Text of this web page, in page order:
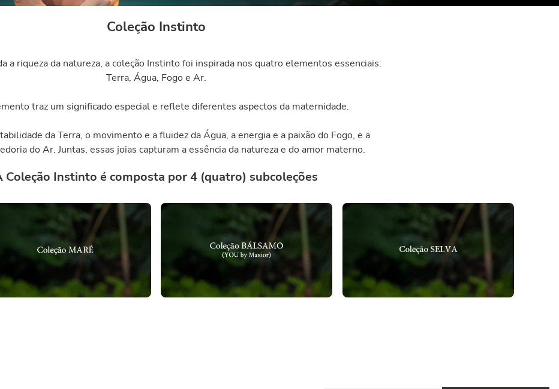
Coleção Instinto
a riqueza da natureza, a coleção Instinto foi inspirada nos quatro elementos essenciais:
Terra, Água, Fogo e Ar.
traz um significado especial e reflete diferentes aspectos da maternidade.
da Terra, o movimento e a fluidez da Água, a energia e a paixão do Fogo, e a
do Ar. Juntas, essas joias capturam a essência da natureza e do amor materno.
Coleção Instinto é composta por 4 (quatro) subcoleções